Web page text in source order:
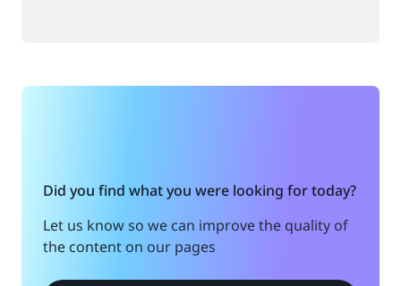
Did you find what you were looking for today?
Let us know so we can improve the quality of
the content on our pages